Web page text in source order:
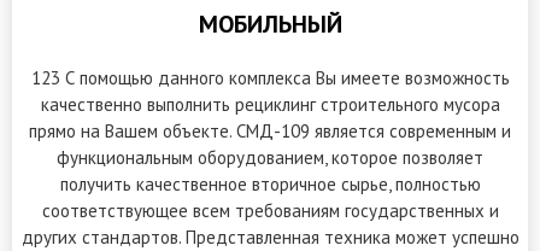
МОБИЛЬНЫЙ
123 С помощью данного комплекса Вы имеете возможность
качественно выполнить рециклинг строительного мусора
прямо на Вашем объекте. СМД-109 является современным и
функциональным оборудованием, которое позволяет
получить качественное вторичное сырье, полностью
соответствующее всем требованиям государственных и
других стандартов. Представленная техника может успешно